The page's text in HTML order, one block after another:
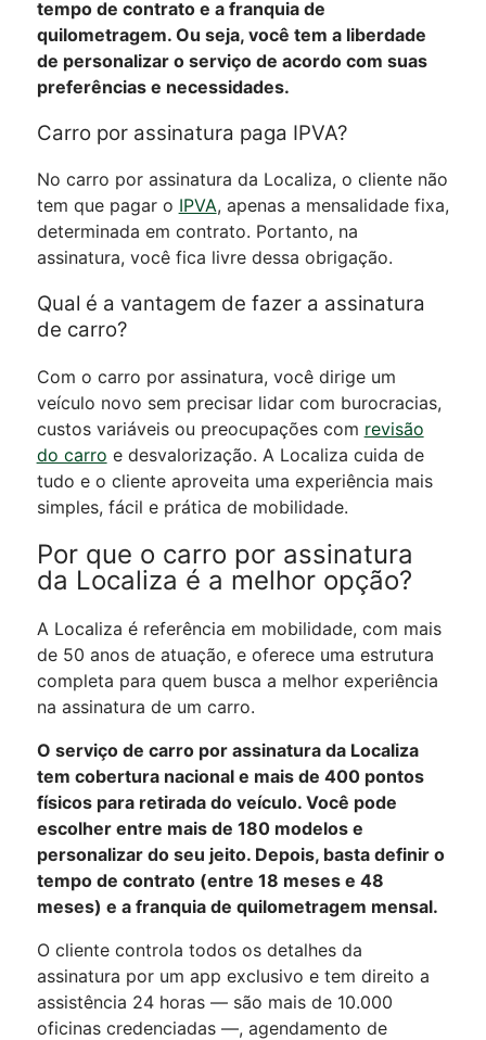
tempo de contrato e a franquia de
quilometragem. Ou seja, você tem a liberdade
de personalizar o serviço de acordo com suas
preferências e necessidades.
Carro por assinatura paga IPVA?
No carro por assinatura da Localiza, o cliente não
tem que pagar o IPVA, apenas a mensalidade fixa,
determinada em contrato. Portanto, na
assinatura, você fica livre dessa obrigação.
Qual é a vantagem de fazer a assinatura
de carro?
Com o carro por assinatura, você dirige um
veículo novo sem precisar lidar com burocracias,
custos variáveis ou preocupações com revisão
do carro e desvalorização. A Localiza cuida de
tudo e o cliente aproveita uma experiência mais
simples, fácil e prática de mobilidade.
Por que o carro por assinatura
da Localiza é a melhor opção?
A Localiza é referência em mobilidade, com mais
de 50 anos de atuação, e oferece uma estrutura
completa para quem busca a melhor experiência
na assinatura de um carro.
O serviço de carro por assinatura da Localiza
tem cobertura nacional e mais de 400 pontos
físicos para retirada do veículo. Você pode
escolher entre mais de 180 modelos e
personalizar do seu jeito. Depois, basta definir o
tempo de contrato (entre 18 meses e 48
meses) e a franquia de quilometragem mensal.
O cliente controla todos os detalhes da
assinatura por um app exclusivo e tem direito a
assistência 24 horas — são mais de 10.000
oficinas credenciadas —, agendamento de